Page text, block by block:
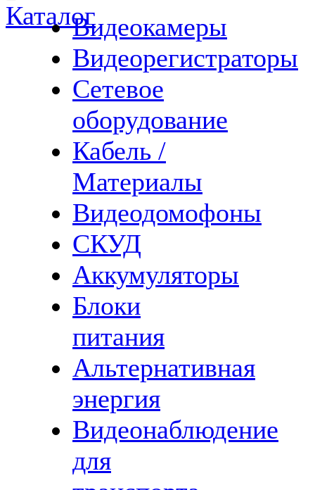
КаталогВидеокамеры
Видеорегистраторы
Сетевое
оборудование
Кабель /
Материалы
Видеодомофоны
СКУД
Аккумуляторы
Блоки
питания
Альтернативная
энергия
Видеонаблюдение
для